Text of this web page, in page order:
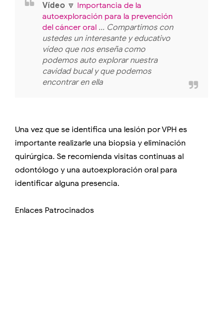
Vídeo 🔽 Importancia de la
autoexploración para la prevención
del cáncer oral ... Compartimos con
ustedes un interesante y educativo
vídeo que nos enseña como
podemos auto explorar nuestra
cavidad bucal y que podemos
encontrar en ella
Una vez que se identifica una lesión por VPH es
importante realizarle una biopsia y eliminación
quirúrgica. Se recomienda visitas continuas al
odontólogo y una autoexploración oral para
identificar alguna presencia.
Enlaces Patrocinados